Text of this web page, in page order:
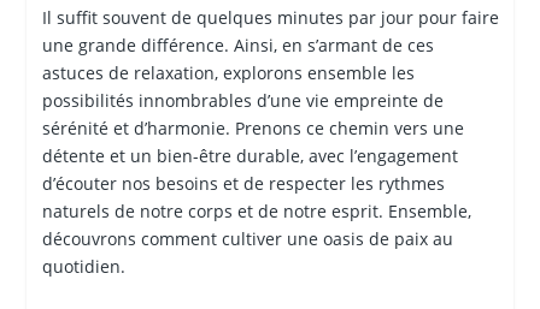
Il suffit souvent de quelques minutes par jour pour faire
une grande différence. Ainsi, en s’armant de ces
astuces de relaxation, explorons ensemble les
possibilités innombrables d’une vie empreinte de
sérénité et d’harmonie. Prenons ce chemin vers une
détente et un bien-être durable, avec l’engagement
d’écouter nos besoins et de respecter les rythmes
naturels de notre corps et de notre esprit. Ensemble,
découvrons comment cultiver une oasis de paix au
quotidien.